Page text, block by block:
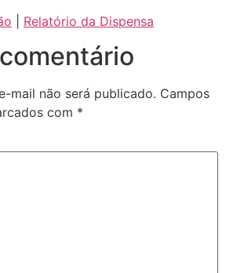
Relatório da Dispensa
mail não será publicado. Campos
com *